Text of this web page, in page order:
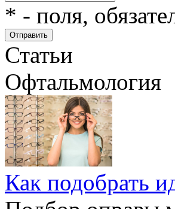
* - поля,
Статьи
Офтальмология
Как подобрать